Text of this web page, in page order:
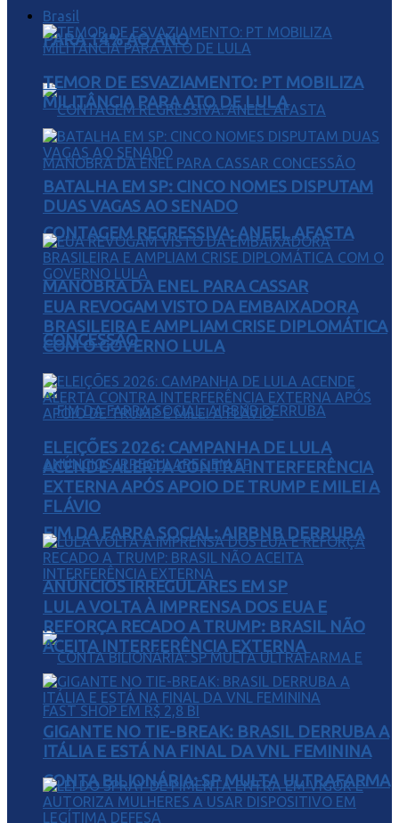
PARA 14% AO ANO
CONTAGEM REGRESSIVA: ANEEL AFASTA
MANOBRA DA ENEL PARA CASSAR
CONCESSÃO
FIM DA FARRA SOCIAL: AIRBNB DERRUBA
ANÚNCIOS IRREGULARES EM SP
CONTA BILIONÁRIA: SP MULTA ULTRAFARMA
Brasil
TEMOR DE ESVAZIAMENTO: PT MOBILIZA
MILITÂNCIA PARA ATO DE LULA
BATALHA EM SP: CINCO NOMES DISPUTAM
DUAS VAGAS AO SENADO
EUA REVOGAM VISTO DA EMBAIXADORA
BRASILEIRA E AMPLIAM CRISE DIPLOMÁTICA
COM O GOVERNO LULA
ELEIÇÕES 2026: CAMPANHA DE LULA
ACENDE ALERTA CONTRA INTERFERÊNCIA
EXTERNA APÓS APOIO DE TRUMP E MILEI A
FLÁVIO
LULA VOLTA À IMPRENSA DOS EUA E
REFORÇA RECADO A TRUMP: BRASIL NÃO
ACEITA INTERFERÊNCIA EXTERNA
GIGANTE NO TIE-BREAK: BRASIL DERRUBA A
ITÁLIA E ESTÁ NA FINAL DA VNL FEMININA